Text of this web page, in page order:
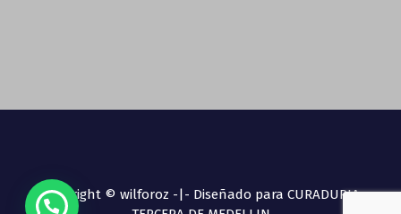
Copyright © wilforoz -|- Diseñado para CURADURIA